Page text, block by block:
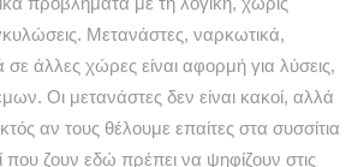
Μετανάστες, ναρκωτικά,
άλλες χώρες είναι αφορμή για λύσεις,
Οι μετανάστες δεν είναι κακοί, αλλά
αν τους θέλουμε επαίτες στα συσσίτια
που ζουν εδώ πρέπει να ψηφίζουν στις